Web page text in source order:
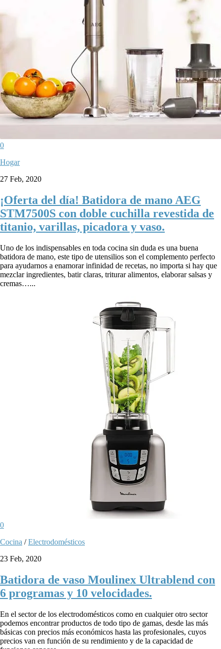
0
Hogar
27 Feb, 2020
¡Oferta del día! Batidora de mano AEG
STM7500S con doble cuchilla revestida de
titanio, varillas, picadora y vaso.
Uno de los indispensables en toda cocina sin duda es una buena
batidora de mano, este tipo de utensilios son el complemento perfecto
para ayudarnos a enamorar infinidad de recetas, no importa si hay que
mezclar ingredientes, batir claras, triturar alimentos, elaborar salsas y
cremas…...
0
Cocina /Electrodomésticos
23 Feb, 2020
Batidora de vaso Moulinex Ultrablend con
6 programas y 10 velocidades.
En el sector de los electrodomésticos como en cualquier otro sector
podemos encontrar productos de todo tipo de gamas, desde las más
básicas con precios más económicos hasta las profesionales, cuyos
precios van en función de su rendimiento y de la capacidad de